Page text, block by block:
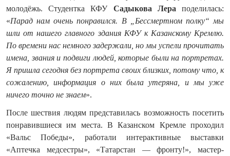
молодёжь. Студентка КФУ Садыкова Лера поделилась:
«Парад нам очень понравился. В „Бессмертном полку“ мы
шли от нашего главного здания КФУ к Казанскому Кремлю.
По времени нас немного задержали, но мы успели прочитать
имена, звания и подвиги людей, которые были на портретах.
Я пришла сегодня без портрета своих близких, потому что, к
сожалению, информация о них была утеряна, и мы уже
ничего точно не знаем».
После шествия людям представилась возможность посетить
понравившиеся им места. В Казанском Кремле проходил
«Вальс Победы», работали интерактивные выставки
«Аптечка медсестры», «Татарстан — фронту!», мастер-